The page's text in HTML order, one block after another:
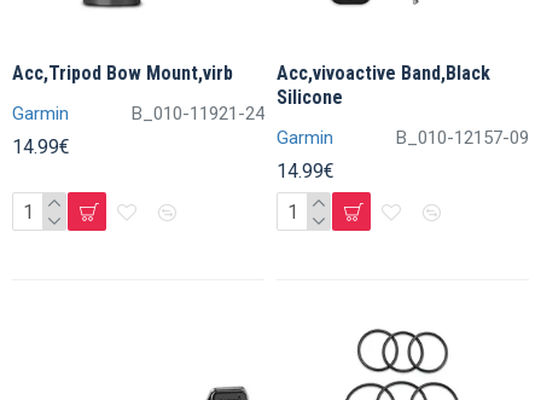
Garmin B_010-11921-24
Acc,Tripod Bow Mount,virb
14.99€ Garmin B_010-12157-09
Acc,vivoactive Band,Black
Silicone
14.99€